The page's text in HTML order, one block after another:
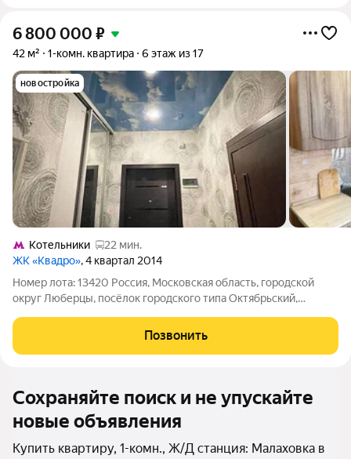
6 800 000 ₽
42 м² 1-комн. квартира 6 этаж из 17
новостройка
Котельники
22 мин.
ЖК «Квадро», 4 квартал 2014
Номер лота: 13420 Россия, Московская область, городской
округ Люберцы, посёлок городского типа Октябрьский,
м.кв., Жилая площадь: 20.00 м.кв., Площадь кухни: 10.00 м.кв.,
Квартира переделана
Позвонить
Сохраняйте поиск и не упускайте
новые объявления
Купить квартиру, 1-комн., Ж/Д станция: Малаховка в